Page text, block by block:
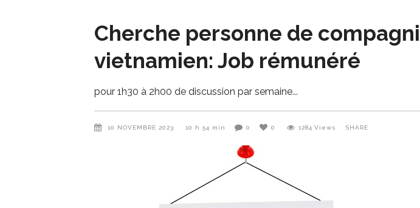
Cherche personne de
vietnamien: Job rémunéré
pour 1h30 à 2h00 de discussion par semaine
10 NOVEMBRE 2023 10 h 54 min 0 0 1284 Views SHARE